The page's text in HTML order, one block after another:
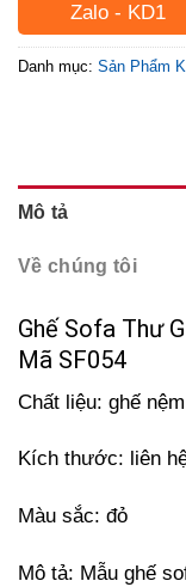
Zalo - KD1
Danh mục: Sản Phẩm
Mô tả
Về chúng tôi
Ghế Sofa Thư
Mã SF054
Chất liệu: ghế
Kích thước: liên
Màu sắc: đỏ
Mô tả: Mẫu ghế